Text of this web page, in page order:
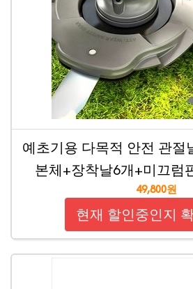
예초기용 다목적 안전 관절
본체+장착날6개+미끄럼
49,800원
현재 할인중인지